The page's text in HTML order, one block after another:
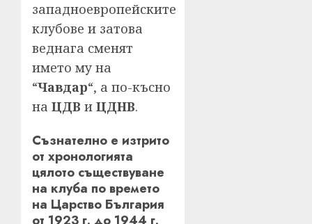
западноевропейските
клубове и затова
веднага сменят
името му на
“Чавдар“, а по-късно
на ЦДВ и ЦДНВ.
Съзнателно е изтрито
от хронологията
цялото съществуване
на клуба по времето
на Царство България